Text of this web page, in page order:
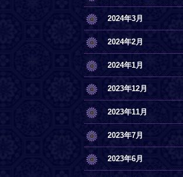
2024年3月
2024年2月
2024年1月
2023年12月
2023年11月
2023年7月
2023年6月